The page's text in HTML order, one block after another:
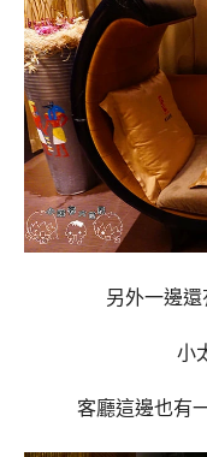
另外一邊
小
客廳這邊也有